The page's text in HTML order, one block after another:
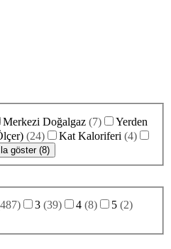
Merkezi Doğalgaz (7)
Yerden
(24) Kat Kaloriferi (4)
göster (8)
487) 3 (39) 4 (8) 5 (2)